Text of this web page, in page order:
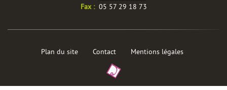
Fax :05 57 29 18 73
Plan du site Contact Mentions légales